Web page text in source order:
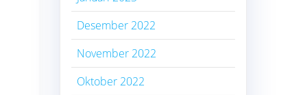
Desember 2022
November 2022
Oktober 2022